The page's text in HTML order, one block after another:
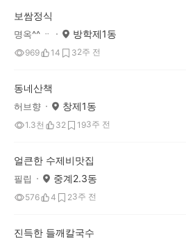
보쌈정식
명옥^^ ᆢ 방학제1동
969 14 32주 전
동네산책
허브향 창제1동
1.3천 32 193주 전
얼큰한 수제비맛집
필립 중계2.3동
576 4 23주 전
진득한 들깨칼국수